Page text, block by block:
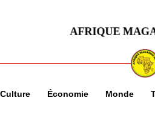
Culture Économie Monde